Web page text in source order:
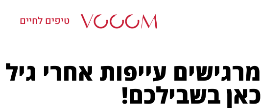
טיפים לחיים
כאן בשבילכם!